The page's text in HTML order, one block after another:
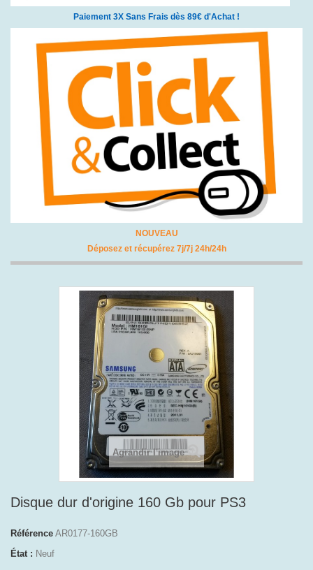
Paiement 3X Sans Frais dès 89€ d'Achat !
NOUVEAU
Déposez et récupérez 7j/7j 24h/24h
Agrandir l'image
Disque dur d'origine 160 Gb pour PS3
Référence AR0177-160GB
État : Neuf